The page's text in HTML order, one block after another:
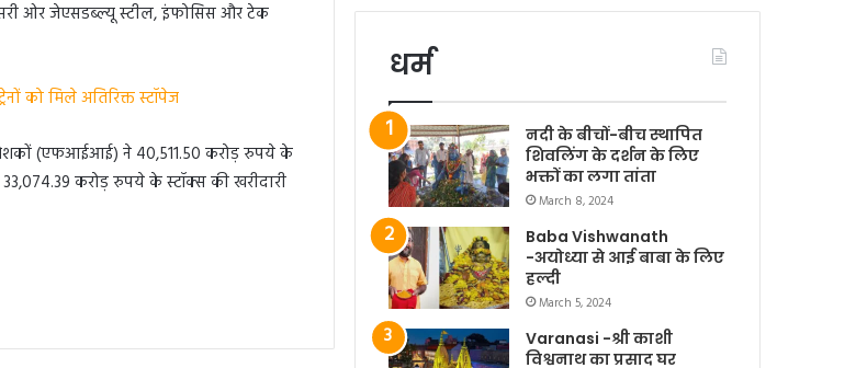
ओर जेएसडब्ल्यू स्टील, इंफोसिस और टेक
को मिले अतिरिक्त स्टॉपेज
(एफआईआई) ने 40,511.50 करोड़ रुपये के
करोड़ रुपये के स्टॉक्स की खरीदारी
धर्म
नदी के बीचों-बीच स्थापित
शिवलिंग के दर्शन के लिए
भक्तों का लगा तांता
March 8, 2024
Baba Vishwanath
-अयोध्या से आई बाबा के लिए
हल्दी
March 5, 2024
Varanasi -श्री काशी
विश्वनाथ का प्रसाद घर